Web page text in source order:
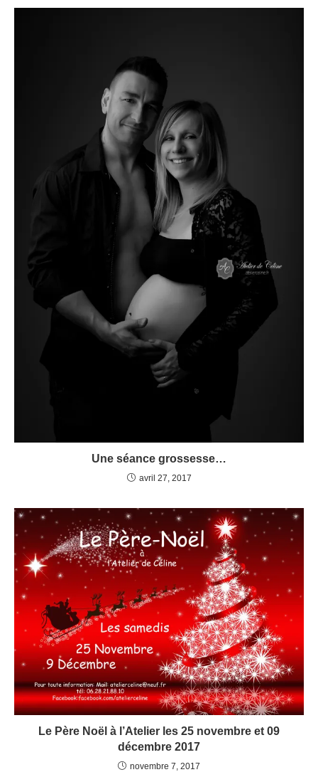
Une séance grossesse…
avril 27, 2017
Le Père Noël à l’Atelier les 25 novembre et 09
décembre 2017
novembre 7, 2017